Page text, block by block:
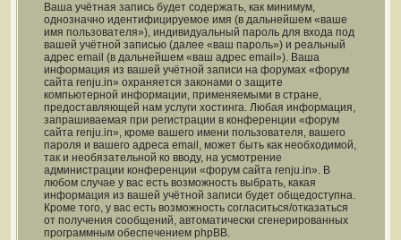
Ваша учётная запись будет содержать, как минимум,
однозначно идентифицируемое имя (в дальнейшем «ваше
имя пользователя»), индивидуальный пароль для входа под
вашей учётной записью (далее «ваш пароль») и реальный
адрес email (в дальнейшем «ваш адрес email»). Ваша
информация из вашей учётной записи на форумах «форум
сайта renju.in» охраняется законами о защите
компьютерной информации, применяемыми в стране,
предоставляющей нам услуги хостинга. Любая информация,
запрашиваемая при регистрации в конференции «форум
сайта renju.in», кроме вашего имени пользователя, вашего
пароля и вашего адреса email, может быть как необходимой,
так и необязательной ко вводу, на усмотрение
администрации конференции «форум сайта renju.in». В
любом случае у вас есть возможность выбрать, какая
информация из вашей учётной записи будет общедоступна.
Кроме того, у вас есть возможность согласиться/отказаться
от получения сообщений, автоматически сгенерированных
программным обеспечением phpBB.